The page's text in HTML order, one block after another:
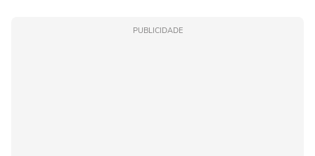
PUBLICIDADE